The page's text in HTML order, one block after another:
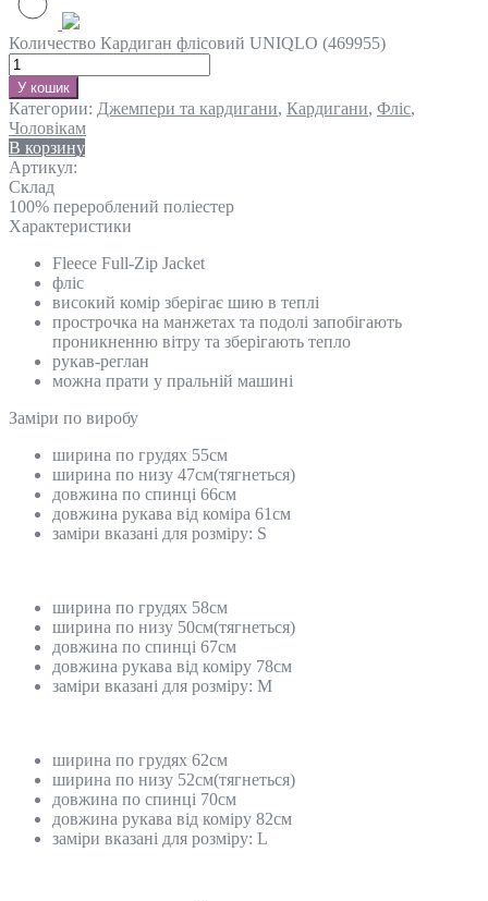
Количество Кардиган флісовий UNIQLO (469955)
У кошик
Категории: Джемпери та кардигани, Кардигани, Фліс,
Чоловікам
В корзину
Артикул:
Склад
100% перероблений поліестер
Характеристики
Fleece Full-Zip Jacket
фліс
високий комір зберігає шию в теплі
прострочка на манжетах та подолі запобігають
проникненню вітру та зберігають тепло
рукав-реглан
можна прати у пральній машині
Замiри по виробу
ширина по грудях 55см
ширина по низу 47см(тягнеться)
довжина по спинці 66см
довжина рукава від коміра 61см
заміри вказані для розміру: S
ширина по грудях 58см
ширина по низу 50см(тягнеться)
довжина по спинці 67см
довжина рукава від коміру 78см
заміри вказані для розміру: M
ширина по грудях 62см
ширина по низу 52см(тягнеться)
довжина по спинці 70см
довжина рукава від коміру 82см
заміри вказані для розміру: L